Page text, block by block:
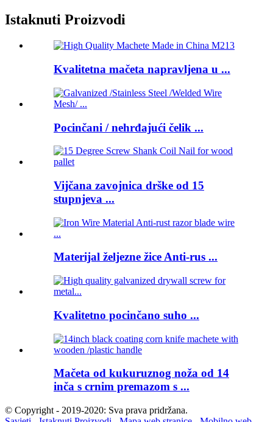
Istaknuti Proizvodi
Kvalitetna mačeta napravljena u ...
Pocinčani / nehrđajući čelik ...
Vijčana zavojnica drške od 15
stupnjeva ...
Materijal željezne žice Anti-rus ...
Kvalitetno pocinčano suho ...
Mačeta od kukuruznog noža od 14
inča s crnim premazom s ...
© Copyright - 2019-2020: Sva prava pridržana.